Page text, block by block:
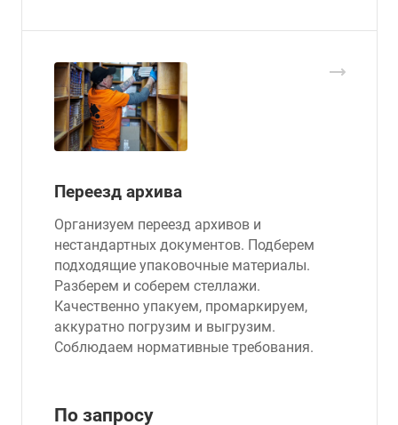
Переезд архива
Организуем переезд архивов и
нестандартных документов. Подберем
подходящие упаковочные материалы.
Разберем и соберем стеллажи.
Качественно упакуем, промаркируем,
аккуратно погрузим и выгрузим.
Соблюдаем нормативные требования.
По запросу